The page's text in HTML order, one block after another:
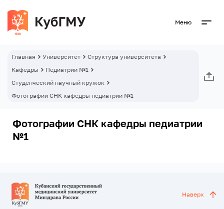
Меню
Главная Университет
Структура университета
Кафедры
Педиатрии №1
Студенческий научный кружок
Фотографии СНК кафедры педиатрии №1
Фотографии СНК кафедры педиатрии
№1
Наверх